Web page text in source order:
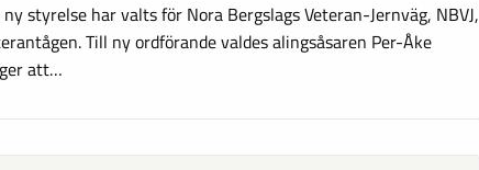
ny styrelse har valts för Nora Bergslags Veteran-Jernväg, NBVJ,
Till ny ordförande valdes alingsåsaren Per-Åke
att…